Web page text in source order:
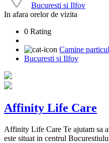
Bucuresti si Ilfov
In afara orelor de vizita
0 Rating
Camine
Bucuresti si Ilfov
Affinity Life Care
Affinity Life Care Te ajutam sa
este situat in centrul